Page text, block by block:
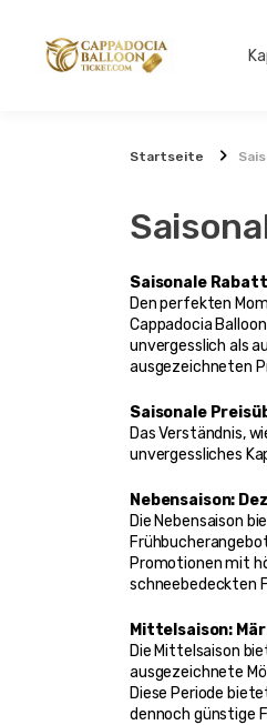
Startseite
Saisonale
Den perfekten
Cappadocia
unvergesslich als
ausgezeichneten
Saisonale
Das Verständnis,
unvergessliches
Nebensaison:
Die Nebensaison
Promotionen mit
schneebedeckten
Mittelsaison:
Die Mittelsaison
ausgezeichnete
Diese Periode
dennoch günstige